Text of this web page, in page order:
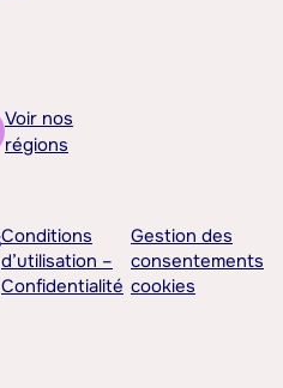
Voir nos
régions
Conditions
d’utilisation –
Confidentialité
Gestion des
consentements
cookies